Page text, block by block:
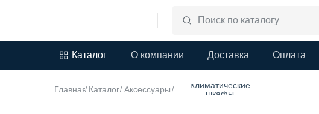
Каталог О компании Доставка Оплата
Главная/ Каталог/ Аксессуары /
Климатические
шкафы